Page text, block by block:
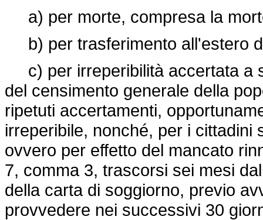
a) per morte, compresa la
b) per trasferimento all'estero
c) per irreperibilità accertata a
del censimento generale della
ripetuti accertamenti,
irreperibile, nonché, per i
ovvero per effetto del mancato
7, comma 3, trascorsi sei mesi
della carta di soggiorno, previo
provvedere nei successivi 30